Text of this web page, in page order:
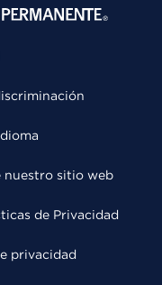
nuestro sitio web
de Privacidad
privacidad